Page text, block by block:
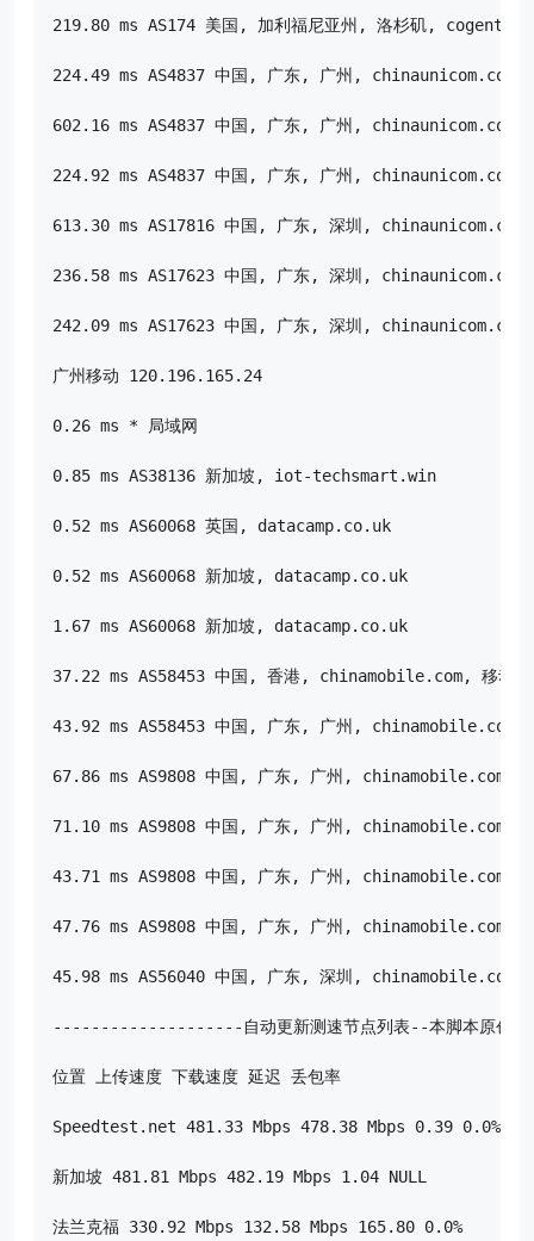
219.80 ms AS174 美国, 加利福尼亚州, 洛杉矶,
224.49 ms AS4837 中国, 广东, 广州, chinaunicom.com,
602.16 ms AS4837 中国, 广东, 广州, chinaunicom.com,
224.92 ms AS4837 中国, 广东, 广州, chinaunicom.com,
613.30 ms AS17816 中国, 广东, 深圳,
236.58 ms AS17623 中国, 广东, 深圳,
242.09 ms AS17623 中国, 广东, 深圳,
广州移动 120.196.165.24
0.26 ms * 局域网
0.85 ms AS38136 新加坡, iot-techsmart.win
0.52 ms AS60068 英国, datacamp.co.uk
0.52 ms AS60068 新加坡, datacamp.co.uk
1.67 ms AS60068 新加坡, datacamp.co.uk
37.22 ms AS58453 中国, 香港, chinamobile.com, 移动
43.92 ms AS58453 中国, 广东, 广州, chinamobile.com,
67.86 ms AS9808 中国, 广东, 广州, chinamobile.com,
71.10 ms AS9808 中国, 广东, 广州, chinamobile.com,
43.71 ms AS9808 中国, 广东, 广州, chinamobile.com,
47.76 ms AS9808 中国, 广东, 广州, chinamobile.com,
45.98 ms AS56040 中国, 广东, 深圳, chinamobile.com,
--------------------自动更新测速节点列表--本脚本
位置 上传速度 下载速度 延迟 丢包率
Speedtest.net 481.33 Mbps 478.38 Mbps 0.39 0.0%
新加坡 481.81 Mbps 482.19 Mbps 1.04 NULL
法兰克福 330.92 Mbps 132.58 Mbps 165.80 0.0%